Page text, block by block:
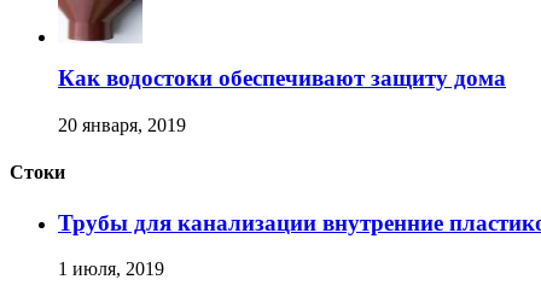
Как водостоки обеспечивают защиту дома
20 января, 2019
Стоки
Трубы для канализации внутренние
1 июля, 2019